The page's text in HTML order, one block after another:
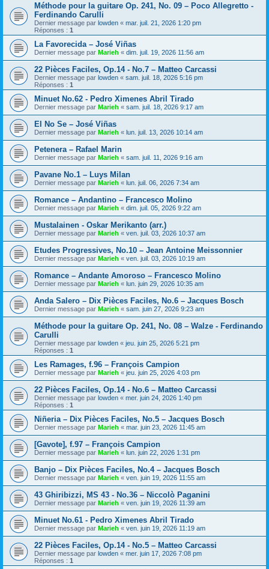
Méthode pour la guitare Op. 241, No. 09 – Poco Allegretto -
Ferdinando Carulli
Dernier message par lowden « mar. juil. 21, 2026 1:20 pm
Réponses : 1
La Favorecida – José Viñas
Dernier message par Marieh « dim. juil. 19, 2026 11:56 am
22 Pièces Faciles, Op.14 - No.7 – Matteo Carcassi
Dernier message par lowden « sam. juil. 18, 2026 5:16 pm
Réponses : 1
Minuet No.62 - Pedro Ximenes Abril Tirado
Dernier message par Marieh « sam. juil. 18, 2026 9:17 am
El No Se – José Viñas
Dernier message par Marieh « lun. juil. 13, 2026 10:14 am
Petenera – Rafael Marin
Dernier message par Marieh « sam. juil. 11, 2026 9:16 am
Pavane No.1 – Luys Milan
Dernier message par Marieh « lun. juil. 06, 2026 7:34 am
Romance – Andantino – Francesco Molino
Dernier message par Marieh « dim. juil. 05, 2026 9:22 am
Mustalainen - Oskar Merikanto (arr.)
Dernier message par Marieh « ven. juil. 03, 2026 10:37 am
Etudes Progressives, No.10 – Jean Antoine Meissonnier
Dernier message par Marieh « ven. juil. 03, 2026 10:19 am
Romance – Andante Amoroso – Francesco Molino
Dernier message par Marieh « lun. juin 29, 2026 10:35 am
Anda Salero – Dix Pièces Faciles, No.6 – Jacques Bosch
Dernier message par Marieh « sam. juin 27, 2026 9:23 am
Méthode pour la guitare Op. 241, No. 08 – Walze - Ferdinando
Carulli
Dernier message par lowden « jeu. juin 25, 2026 5:21 pm
Réponses : 1
Les Ramages, f.96 – François Campion
Dernier message par Marieh « jeu. juin 25, 2026 4:03 pm
22 Pièces Faciles, Op.14 - No.6 – Matteo Carcassi
Dernier message par lowden « mer. juin 24, 2026 1:40 pm
Réponses : 1
Niñeria – Dix Pièces Faciles, No.5 – Jacques Bosch
Dernier message par Marieh « mar. juin 23, 2026 11:45 am
[Gavote], f.97 – François Campion
Dernier message par Marieh « lun. juin 22, 2026 1:31 pm
Banjo – Dix Pièces Faciles, No.4 – Jacques Bosch
Dernier message par Marieh « ven. juin 19, 2026 11:55 am
43 Ghiribizzi, MS 43 - No.36 – Niccolò Paganini
Dernier message par Marieh « ven. juin 19, 2026 11:39 am
Minuet No.61 - Pedro Ximenes Abril Tirado
Dernier message par Marieh « ven. juin 19, 2026 11:19 am
22 Pièces Faciles, Op.14 - No.5 – Matteo Carcassi
Dernier message par lowden « mer. juin 17, 2026 7:08 pm
Réponses : 1